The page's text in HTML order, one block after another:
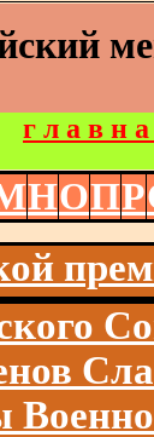
г л а в н
НОПР